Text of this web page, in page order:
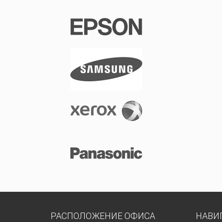
РАСПОЛОЖЕНИЕ ОФИСА